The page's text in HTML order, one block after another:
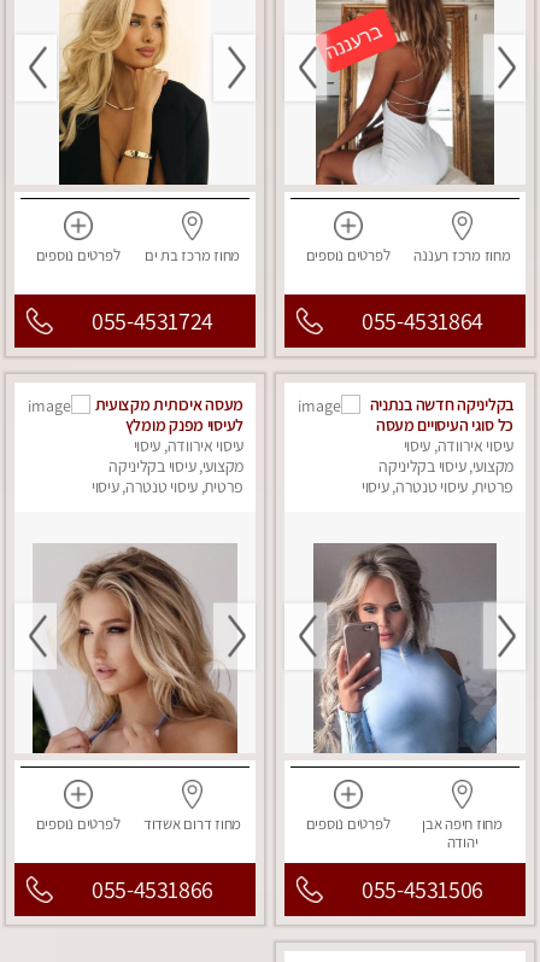
מחוז מרכז רעננה לפרטים נוספים
055-4531864
מחוז מרכזבת ים לפרטים נוספים
055-4531724
בקליניקה חדשה בנתניה
כל סוגי העיסויים מעסה
מקצועית ואיכותית
פרטי!!!
עיסוי אירוודה, עיסוי
מקצועי, עיסוי בקליניקה
פרטית, עיסוי טנטרה, עיסוי
מחוז חיפהאבן
יהודה
לפרטים נוספים
055-4531506
מעסה איכותית מקצועית
לעיסוי מפנק מומלץ
מאוד ....פרטי!! ללא מין
!!
עיסוי אירוודה, עיסוי
מקצועי, עיסוי בקליניקה
פרטית, עיסוי טנטרה, עיסוי
מחוז דרוםאשדוד לפרטים נוספים
055-4531866